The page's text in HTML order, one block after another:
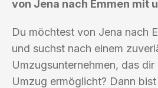
von Jena nach Emmen mit
Du möchtest von Jena nach
und suchst nach einem
Umzugsunternehmen, das
Umzug ermöglicht? Dann